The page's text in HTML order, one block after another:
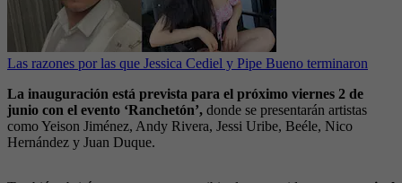
Las razones por las que Jessica Cediel y Pipe Bueno terminaron
La inauguración está prevista para el próximo viernes 2 de
junio con el evento ‘Ranchetón’, donde se presentarán artistas
como Yeison Jiménez, Andy Rivera, Jessi Uribe, Beéle, Nico
Hernández y Juan Duque.